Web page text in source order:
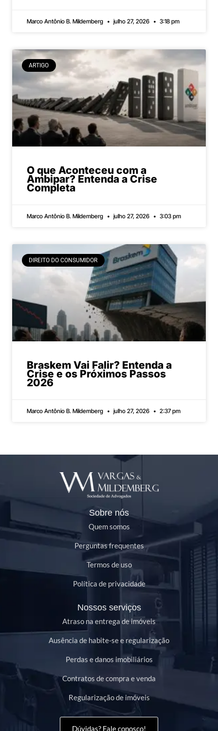
Marco Antônio B. Mildemberg julho 27, 2026 3:18 pm
ARTIGO
O que Aconteceu com a
Ambipar? Entenda a Crise
Completa
Marco Antônio B. Mildemberg julho 27, 2026 3:03 pm
DIREITO DO CONSUMIDOR
Braskem Vai Falir? Entenda a
Crise e os Próximos Passos
2026
Marco Antônio B. Mildemberg julho 27, 2026 2:37 pm
Sobre nós
Quem somos
Perguntas frequentes
Termos de uso
Política de privacidade
Nossos serviços
Atraso na entrega de imóveis
Ausência de habite-se e regularização
Perdas e danos imobiliários
Contratos de compra e venda
Regularização de imóveis
Dúvidas? Fale conosco!